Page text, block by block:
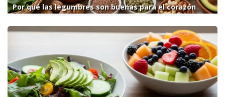
Por qué las legumbres son buenas para el corazón